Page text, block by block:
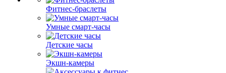
Фитнес-браслеты
Умные смарт-часы
Детские часы
Экшн-камеры